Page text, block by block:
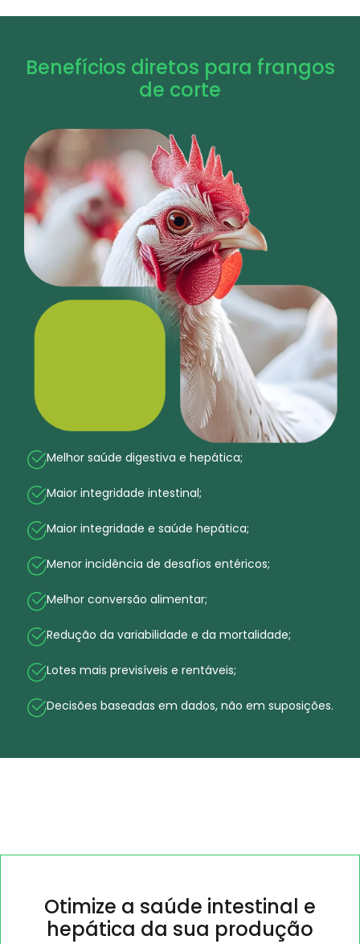
Benefícios diretos para frangos
de corte
Melhor saúde digestiva e hepática;
Maior integridade intestinal;
Maior integridade e saúde hepática;
Menor incidência de desafios entéricos;
Melhor conversão alimentar;
Redução da variabilidade e da mortalidade;
Lotes mais previsíveis e rentáveis;
Decisões baseadas em dados, não em suposições.
Otimize a saúde intestinal e
hepática da sua produção